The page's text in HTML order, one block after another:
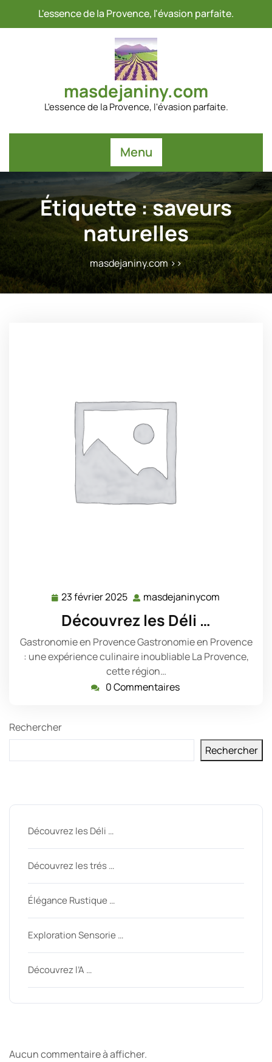
L'essence de la Provence, l'évasion parfaite.
masdejaniny.com
L'essence de la Provence, l'évasion parfaite.
Menu
Étiquette :saveurs
naturelles
masdejaniny.com>>
23 février 2025 23
février
2025
masdejaninycom
Découvrez les Déli …
Gastronomie en Provence Gastronomie en Provence
: une expérience culinaire inoubliable La Provence,
cette région…
0 Commentaires
Rechercher
Rechercher
Découvrez les Déli …
Découvrez les trés …
Élégance Rustique …
Exploration Sensorie …
Découvrez l’A …
Aucun commentaire à afficher.